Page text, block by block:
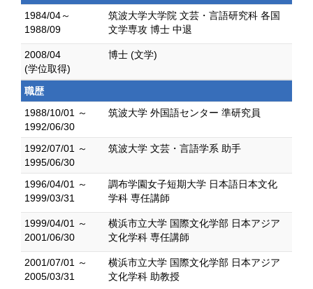
1984/04～
1988/09
筑波大学大学院 文芸・言語研究科 各国
文学専攻 博士 中退
2008/04
(学位取得)
博士 (文学)
職歴
1988/10/01 ～
1992/06/30
筑波大学 外国語センター 準研究員
1992/07/01 ～
1995/06/30
筑波大学 文芸・言語学系 助手
1996/04/01 ～
1999/03/31
調布学園女子短期大学 日本語日本文化
学科 専任講師
1999/04/01 ～
2001/06/30
横浜市立大学 国際文化学部 日本アジア
文化学科 専任講師
2001/07/01 ～
2005/03/31
横浜市立大学 国際文化学部 日本アジア
文化学科 助教授